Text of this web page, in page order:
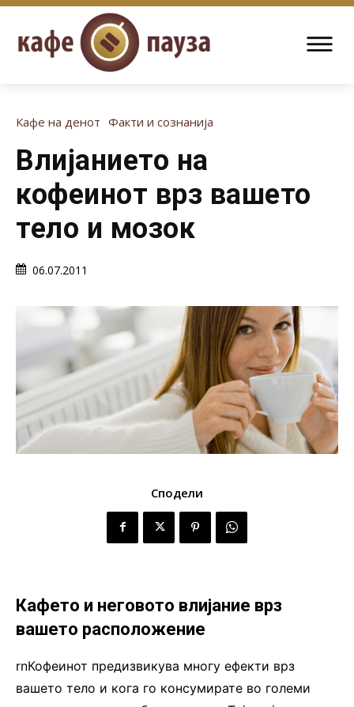
Кафе на денот Факти и сознанија
Влијанието на
кофеинот врз вашето
тело и мозок
06.07.2011
Сподели
Кафето и неговото влијание врз
вашето расположение
rnКофеинот предизвикува многу ефекти врз
вашето тело и кога го консумирате во големи